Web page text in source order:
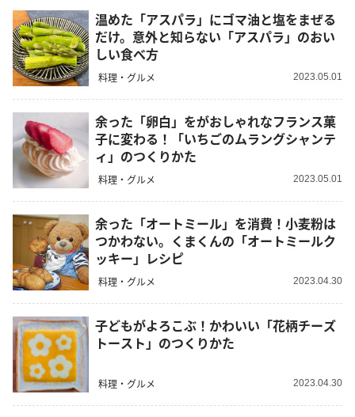
温めた「アスパラ」にゴマ油と塩をまぜる
だけ。意外と知らない「アスパラ」のおい
しい食べ方
料理・グルメ 2023.05.01
余った「卵白」をがおしゃれなフランス菓
子に変わる！「いちごのムラングシャンテ
ィ」のつくりかた
料理・グルメ 2023.05.01
余った「オートミール」を消費！小麦粉は
つかわない。くまくんの「オートミールク
ッキー」レシピ
料理・グルメ 2023.04.30
子どもがよろこぶ！かわいい「花柄チーズ
トースト」のつくりかた
料理・グルメ 2023.04.30